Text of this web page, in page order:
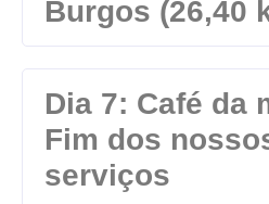
Burgos (26,40
Dia 7: Café da
Fim dos
serviços